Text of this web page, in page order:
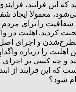
که این فرایند،
می‌شود، معمولا
را برای مردم
کردید. اهلیت در
اهلیت را درباره
و چه کسی بر اجرای
که این فرایند از
شود؟